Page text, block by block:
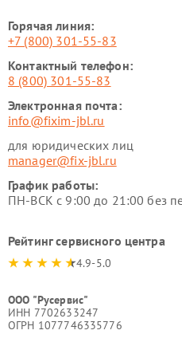
Горячая линия:
+7 (800) 301-55-83
Контактный телефон:
8 (800) 301-55-83
Электронная почта:
info@fixim-jbl.ru
для юридических лиц
manager@fix-jbl.ru
График работы:
ПН-ВСК с 9:00 до 21:00 без
Рейтинг сервисного центра
4.9-5.0
ООО "Русервис"
ИНН 7702633247
ОГРН 1077746335776